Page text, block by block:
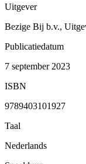
Uitgever
Bezige Bij b.v.,
Publicatiedatum
7 september 2023
ISBN
9789403101927
Taal
Nederlands